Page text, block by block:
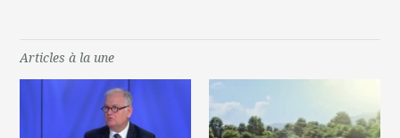
Articles à la une